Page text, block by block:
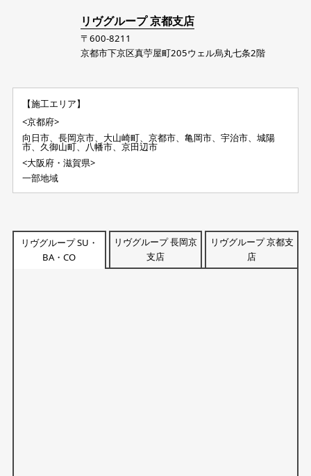
リヴグループ 京都支店
〒600-8211
京都市下京区真苧屋町205ウェル烏丸七条2階
【施工エリア】
<京都府>
向日市、長岡京市、大山崎町、京都市、亀岡市、宇治市、城陽
市、久御山町、八幡市、京田辺市
<大阪府・滋賀県>
一部地域
リヴグループ SU・
BA・CO
リヴグループ 長岡京
支店
リヴグループ 京都支
店